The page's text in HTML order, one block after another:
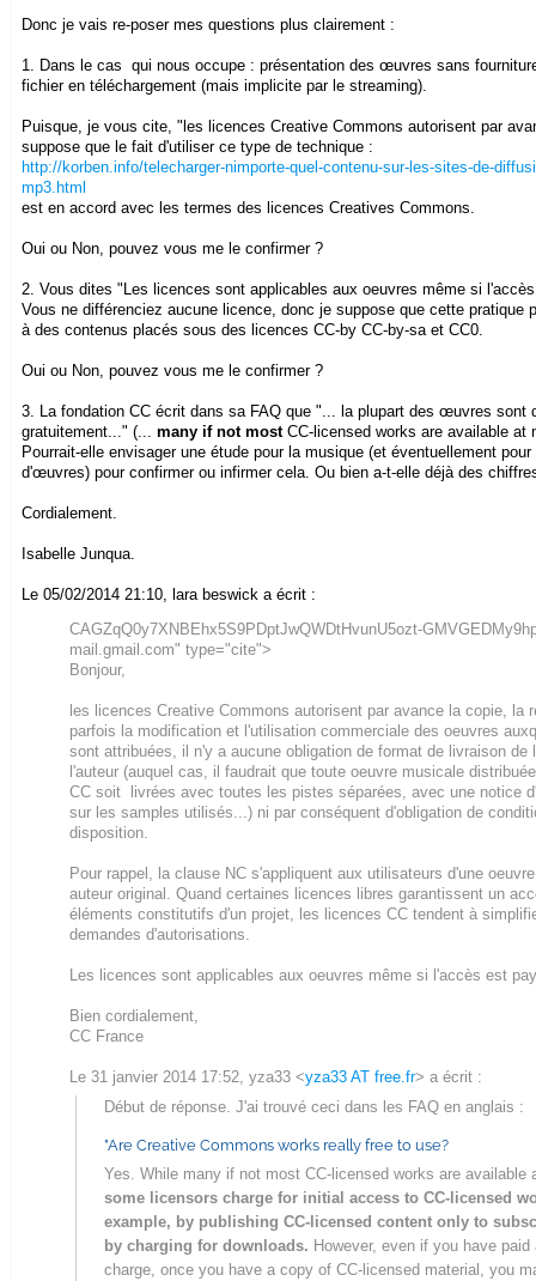
Donc je vais re-poser mes questions plus clairement :
1. Dans le cas qui nous occupe : présentation des œuvres sans
fichier en téléchargement (mais implicite par le streaming).
Puisque, je vous cite, "les licences Creative Commons autorisent par
suppose que le fait d'utiliser ce type de technique :
http://korben.info/telecharger-nimporte-quel-contenu-sur-les-sites-de-
mp3.html
est en accord avec les termes des licences Creatives Commons.
Oui ou Non, pouvez vous me le confirmer ?
2. Vous dites "Les licences sont applicables aux oeuvres même si
Vous ne différenciez aucune licence, donc je suppose que cette pratique
à des contenus placés sous des licences CC-by CC-by-sa et CC0.
Oui ou Non, pouvez vous me le confirmer ?
3. La fondation CC écrit dans sa FAQ que "... la plupart des œuvres sont
gratuitement..." (... many if not mostCC-licensed works are available at
Pourrait-elle envisager une étude pour la musique (et éventuellement
d'œuvres) pour confirmer ou infirmer cela. Ou bien a-t-elle déjà des
Cordialement.
Isabelle Junqua.
Le 05/02/2014 21:10, lara beswick a écrit :
CAGZqQ0y7XNBEhx5S9PDptJwQWDtHvunU5ozt-
mail.gmail.com" type="cite">
Bonjour,
les licences Creative Commons autorisent par avance la copie, la
parfois la modification et l'utilisation commerciale des oeuvres
sont attribuées, il n'y a aucune obligation de format de livraison de
l'auteur (auquel cas, il faudrait que toute oeuvre musicale
CC soit livrées avec toutes les pistes séparées, avec une notice
sur les samples utilisés...) ni par conséquent d'obligation de
disposition.
Pour rappel, la clause NC s'appliquent aux utilisateurs d'une
auteur original. Quand certaines licences libres garantissent un
éléments constitutifs d'un projet, les licences CC tendent à
demandes d'autorisations.
Les licences sont applicables aux oeuvres même si l'accès est
Bien cordialement,
CC France
Le 31 janvier 2014 17:52, yza33 <yza33 AT free.fr> a écrit :
Début de réponse. J'ai trouvé ceci dans les FAQ en anglais :
"Are Creative Commons works really free to use?
Yes. While many if not most CC-licensed works are available
some licensors charge for initial access to CC-licensed
example, by publishing CC-licensed content only to
by charging for downloads. However, even if you have
charge, once you have a copy of CC-licensed material, you